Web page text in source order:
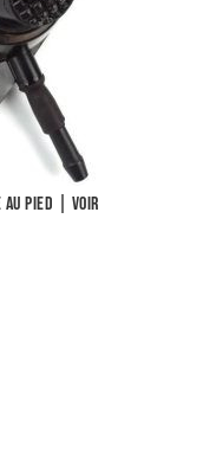
au pied | Voir